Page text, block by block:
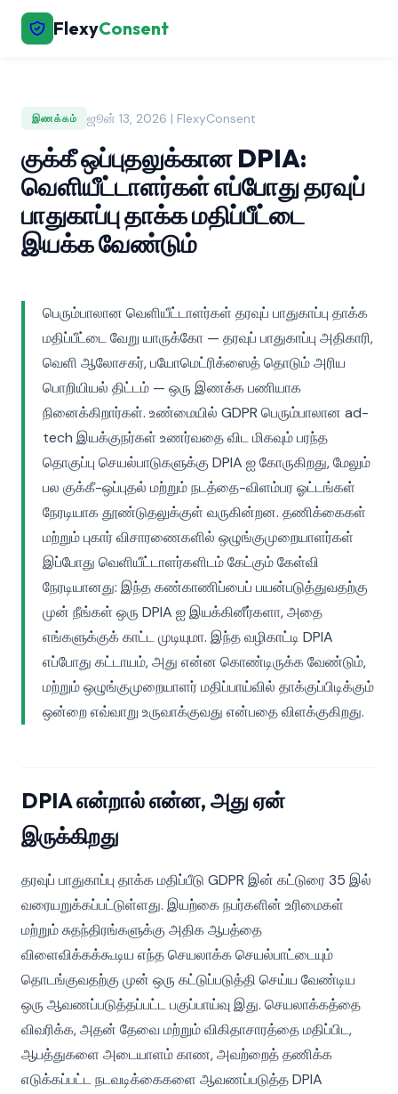
FlexyConsent
இணக்கம் ஜூன் 13, 2026 | FlexyConsent
குக்கீ ஒப்புதலுக்கான DPIA:
வெளியீட்டாளர்கள் எப்போது தரவுப்
பாதுகாப்பு தாக்க மதிப்பீட்டை
இயக்க வேண்டும்
பெரும்பாலான வெளியீட்டாளர்கள் தரவுப் பாதுகாப்பு தாக்க
மதிப்பீட்டை வேறு யாருக்கோ — தரவுப் பாதுகாப்பு அதிகாரி,
வெளி ஆலோசகர், பயோமெட்ரிக்ஸைத் தொடும் அரிய
பொறியியல் திட்டம் — ஒரு இணக்க பணியாக
நினைக்கிறார்கள். உண்மையில் GDPR பெரும்பாலான ad-
tech இயக்குநர்கள் உணர்வதை விட மிகவும் பரந்த
தொகுப்பு செயல்பாடுகளுக்கு DPIA ஐ கோருகிறது, மேலும்
பல குக்கீ-ஒப்புதல் மற்றும் நடத்தை-விளம்பர ஓட்டங்கள்
நேரடியாக தூண்டுதலுக்குள் வருகின்றன. தணிக்கைகள்
மற்றும் புகார் விசாரணைகளில் ஒழுங்குமுறையாளர்கள்
இப்போது வெளியீட்டாளர்களிடம் கேட்கும் கேள்வி
நேரடியானது: இந்த கண்காணிப்பைப் பயன்படுத்துவதற்கு
முன் நீங்கள் ஒரு DPIA ஐ இயக்கினீர்களா, அதை
எங்களுக்குக் காட்ட முடியுமா. இந்த வழிகாட்டி DPIA
எப்போது கட்டாயம், அது என்ன கொண்டிருக்க வேண்டும்,
மற்றும் ஒழுங்குமுறையாளர் மதிப்பாய்வில் தாக்குப்பிடிக்கும்
ஒன்றை எவ்வாறு உருவாக்குவது என்பதை விளக்குகிறது.
DPIA என்றால் என்ன, அது ஏன்
இருக்கிறது
தரவுப் பாதுகாப்பு தாக்க மதிப்பீடு GDPR இன் கட்டுரை 35 இல்
வரையறுக்கப்பட்டுள்ளது. இயற்கை நபர்களின் உரிமைகள்
மற்றும் சுதந்திரங்களுக்கு அதிக ஆபத்தை
விளைவிக்கக்கூடிய எந்த செயலாக்க செயல்பாட்டையும்
தொடங்குவதற்கு முன் ஒரு கட்டுப்படுத்தி செய்ய வேண்டிய
ஒரு ஆவணப்படுத்தப்பட்ட பகுப்பாய்வு இது. செயலாக்கத்தை
விவரிக்க, அதன் தேவை மற்றும் விகிதாசாரத்தை மதிப்பிட,
ஆபத்துகளை அடையாளம் காண, அவற்றைத் தணிக்க
எடுக்கப்பட்ட நடவடிக்கைகளை ஆவணப்படுத்த DPIA